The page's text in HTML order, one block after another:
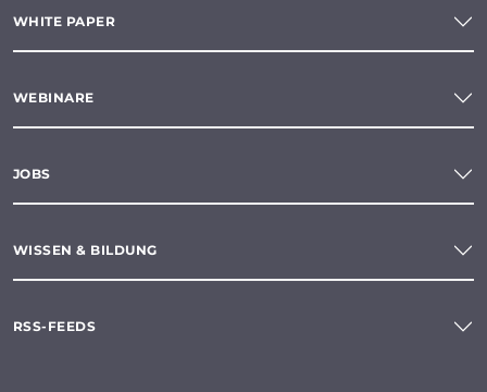
WHITE PAPER
WEBINARE
JOBS
WISSEN & BILDUNG
RSS-FEEDS